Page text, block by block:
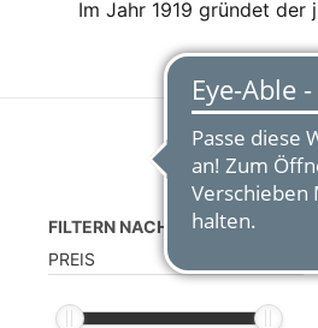
Im Jahr 1919 gründet
FILTERN NACH
PREIS